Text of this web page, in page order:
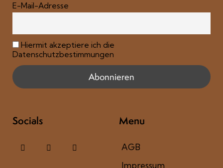
E-Mail-Adresse
Hiermit akzeptiere ich die
Datenschutzbestimmungen
Socials Menu
AGB
Impressum